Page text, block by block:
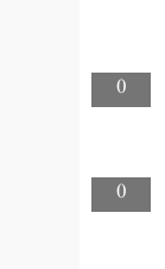
0
0